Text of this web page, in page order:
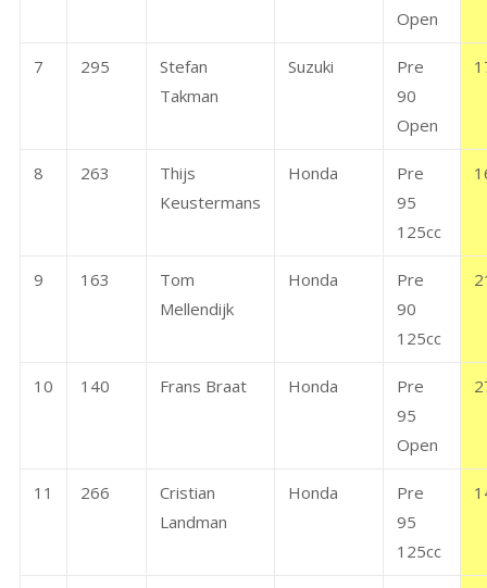
Open
7 295
Stefan
Takman
Suzuki
Pre
90
Open
8 263
Thijs
Keustermans
Honda
Pre
95
125cc
9 163
Tom
Mellendijk
Honda
Pre
90
125cc
10 140 Frans Braat Honda
Pre
95
Open
11 266
Cristian
Landman
Honda
Pre
95
125cc